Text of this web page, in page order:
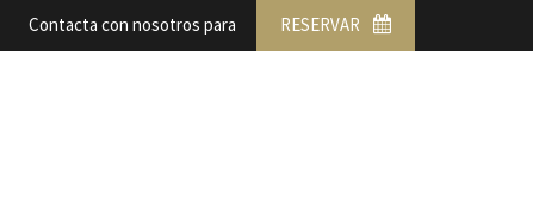
Contacta con nosotros para RESERVAR